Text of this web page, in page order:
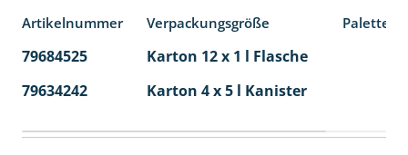
Artikelnummer Verpackungsgröße
79684525 Karton 12 x 1 l Flasche
79634242
Karton 4 x 5 l Kanister